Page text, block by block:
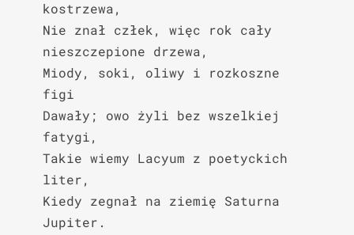
kostrzewa,
Nie znał człek, więc rok cały
nieszczepione drzewa,
Miody, soki, oliwy i rozkoszne
figi
Dawały; owo żyli bez wszelkiej
fatygi,
Takie wiemy Lacyum z poetyckich
liter,
Kiedy zegnał na ziemię Saturna
Jupiter.